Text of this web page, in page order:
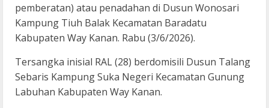
pemberatan) atau penadahan di Dusun Wonosari
Kampung Tiuh Balak Kecamatan Baradatu
Kabupaten Way Kanan. Rabu (3/6/2026).
Tersangka inisial RAL (28) berdomisili Dusun Talang
Sebaris Kampung Suka Negeri Kecamatan Gunung
Labuhan Kabupaten Way Kanan.